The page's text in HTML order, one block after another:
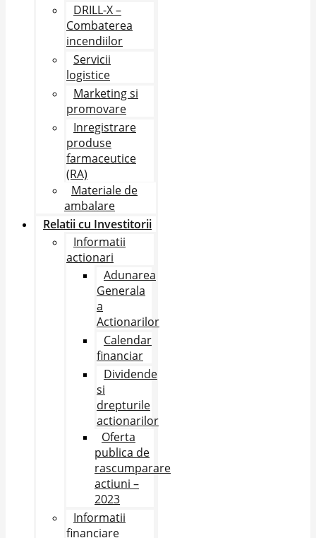
DRILL-X –
Combaterea
incendiilor
Servicii
logistice
Marketing si
promovare
Inregistrare
produse
farmaceutice
(RA)
Materiale de
ambalare
Relatii cu Investitorii
Informatii
actionari
Adunarea
Generala
a
Actionarilor
Calendar
financiar
Dividende
si
drepturile
actionarilor
Oferta
publica de
rascumparare
actiuni –
2023
Informatii
financiare